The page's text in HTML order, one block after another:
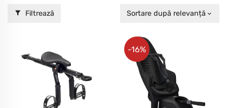
Filtrează Sortare după relevanță
-16%